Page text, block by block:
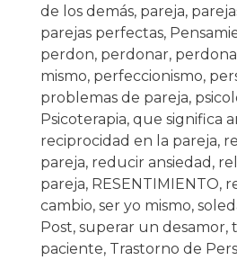
de los demás, pareja,
parejas perfectas,
perdon, perdonar,
mismo, perfeccionismo,
problemas de pareja,
Psicoterapia, que significa
reciprocidad en la pareja,
pareja, reducir ansiedad ,
pareja, RESENTIMIENTO,
cambio, ser yo mismo,
Post, superar un desamor,
paciente, Trastorno de